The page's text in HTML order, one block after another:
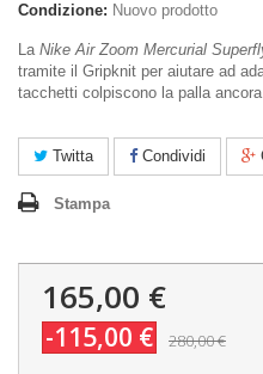
Condizione: Nuovo prodotto
LaNike Air Zoom Mercurial
tramite il Gripknit per aiutare ad
tacchetti colpiscono la palla
Twitta Condividi
Stampa
165,00 €
-115,00 € 280,00 €